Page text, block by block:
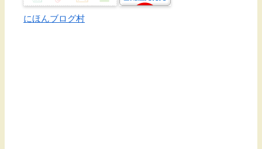
にほんブログ村